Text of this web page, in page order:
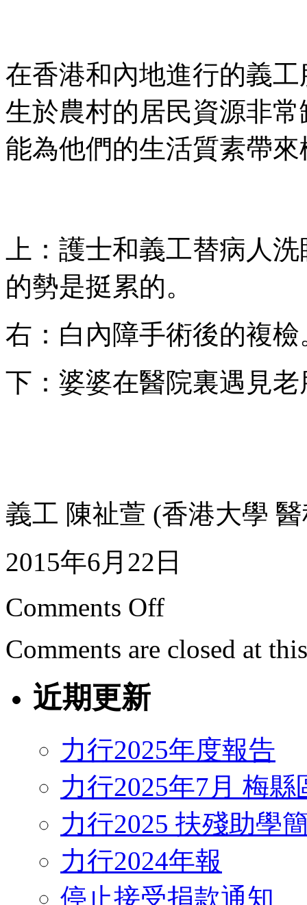
在香港和內地進行的義
生於農村的居民資源非
能為他們的生活質素帶
上：護士和義工替病人
的勢是挺累的。
右：白內障手術後的複檢
下：婆婆在醫院裏遇見
義工 陳祉萱 (香港大學
2015年6月22日
Comments Off
Comments are closed at
近期更新
力行2025年度報告
力行2025年7月 梅
力行2025 扶殘助學
力行2024年報
停止接受捐款通知